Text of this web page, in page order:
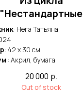
"Нестандартные
конфигурации"
: Нега Татьяна
: 42 x 30 cм
: Акрил, бумага
20 000 р.
Out of stock